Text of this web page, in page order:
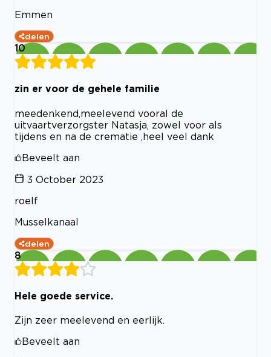
Emmen
delen
10
zin er voor de gehele familie
meedenkend,meelevend vooral de
uitvaartverzorgster Natasja, zowel voor als
tijdens en na de crematie ,heel veel dank
Beveelt aan
3 October 2023
roelf
Musselkanaal
delen
8
Hele goede service.
Zijn zeer meelevend en eerlijk.
Beveelt aan